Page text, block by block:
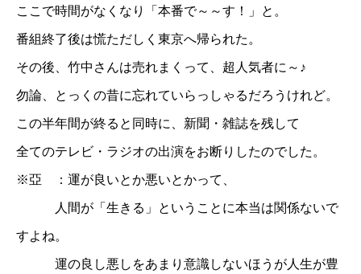
ここで時間がなくなり「本番で～～す！」と。
番組終了後は慌ただしく東京へ帰られた。
その後、竹中さんは売れまくって、超人気者に～♪
勿論、とっくの昔に忘れていらっしゃるだろうけれど。
この半年間が終ると同時に、新聞・雑誌を残して
全てのテレビ・ラジオの出演をお断りしたのでした。
※亞 ：運が良いとか悪いとかって、
人間が「生きる」ということに本当は関係ないで
すよね。
運の良し悪しをあまり意識しないほうが人生が豊